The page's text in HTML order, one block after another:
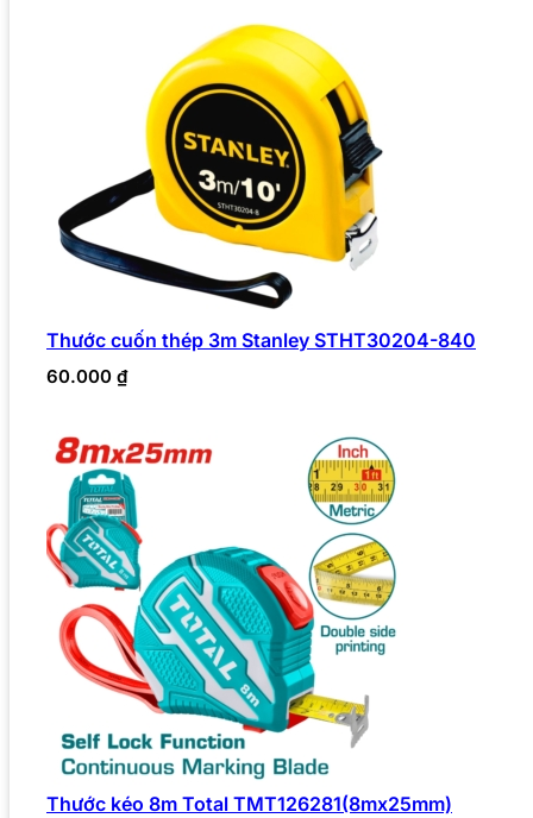
Thước cuốn thép 3m Stanley STHT30204-840
60.000 ₫
Thước kéo 8m Total TMT126281(8mx25mm)